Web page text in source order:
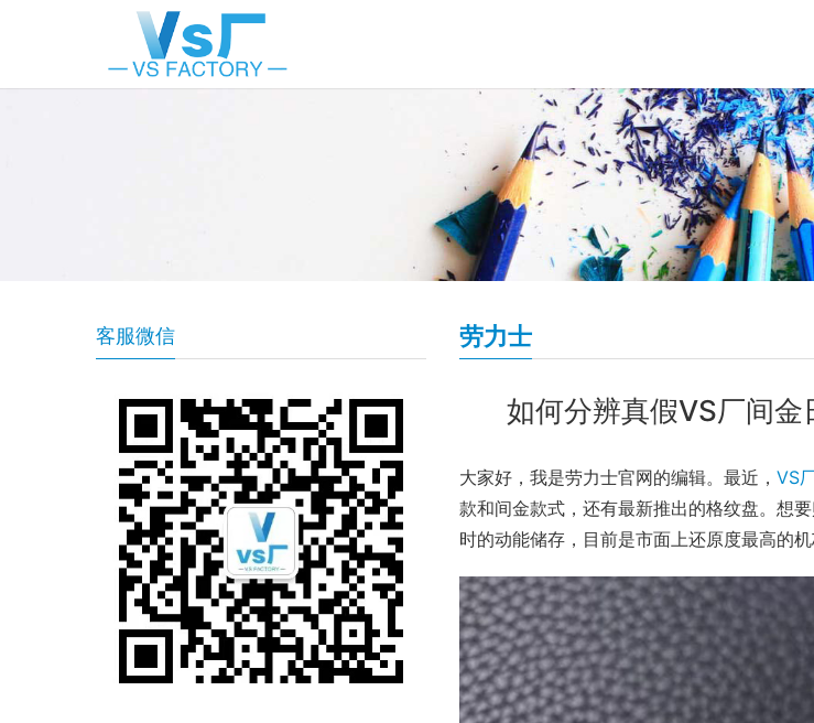
劳力士
如何分辨真假VS厂间
大家好，我是劳力士官网的编辑。最近， VS
款和间金款式，还有最新推出的格纹盘。想
时的动能储存，目前是市面上还原度最高的
客服微信